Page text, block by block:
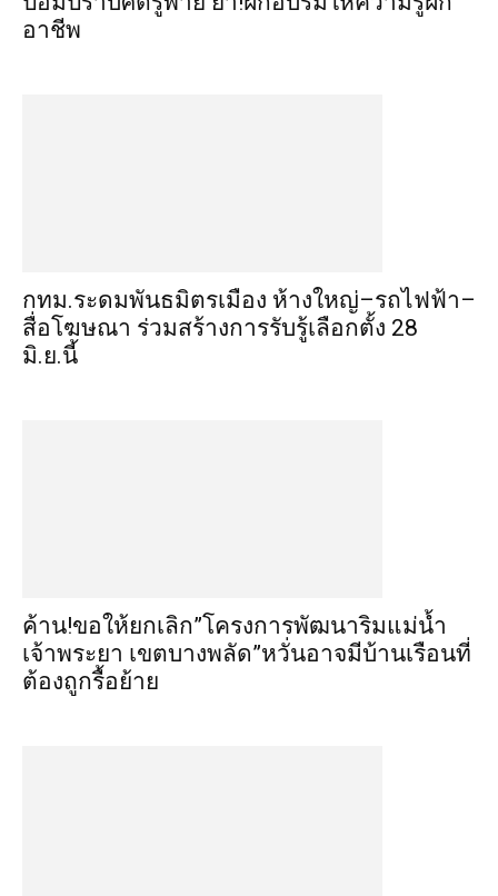
อาชีพ
กทม.ระดมพันธมิตรเมือง ห้างใหญ่–รถไฟฟ้า–
สื่อโฆษณา ร่วมสร้างการรับรู้เลือกตั้ง 28
มิ.ย.นี้
ค้าน!ขอให้ยกเลิก”โครงการพัฒนาริมแม่น้ำ
เจ้าพระยา เขตบางพลัด”หวั่นอาจมีบ้านเรือนที่
ต้องถูกรื้อย้าย